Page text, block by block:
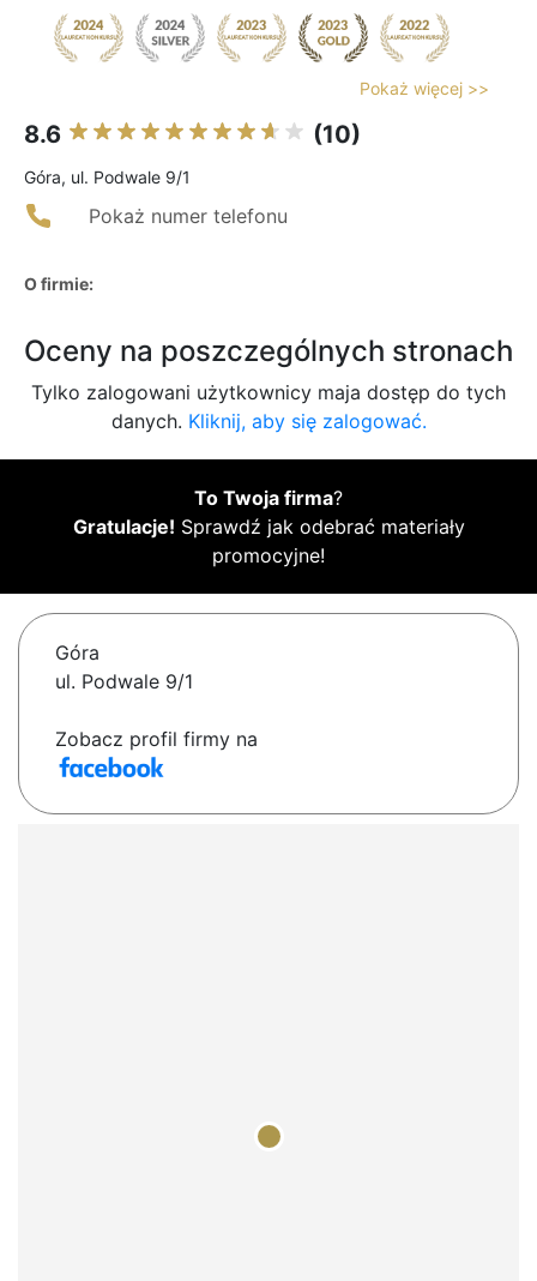
Pokaż więcej >>
8.6 (10)
Góra, ul. Podwale 9/1
Pokaż numer telefonu
O firmie:
Oceny na poszczególnych stronach
Tylko zalogowani użytkownicy maja dostęp do tych
danych. Kliknij, aby się zalogować.
To Twoja firma?
Gratulacje! Sprawdź jak odebrać materiały
promocyjne!
Góra
ul. Podwale 9/1
Zobacz profil firmy na